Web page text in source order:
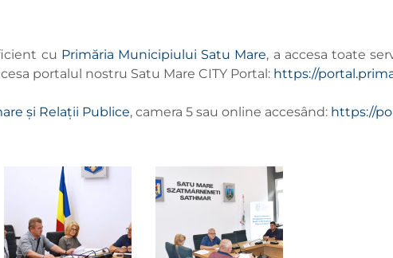
cu Primăria Municipiului Satu Mare, a accesa toate
portalul nostru Satu Mare CITY Portal: https://
și Relații Publice, camera 5 sau online accesând: https://